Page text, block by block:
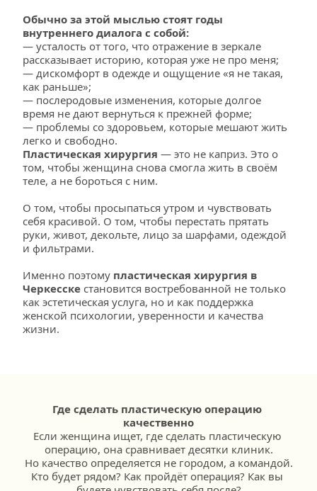
Обычно за этой мыслью стоят годы
внутреннего диалога с собой:
— усталость от того, что отражение в зеркале
рассказывает историю, которая уже не про меня;
— дискомфорт в одежде и ощущение «я не такая,
как раньше»;
— послеродовые изменения, которые долгое
время не дают вернуться к прежней форме;
— проблемы со здоровьем, которые мешают жить
легко и свободно.
Пластическая хирургия — это не каприз. Это о
том, чтобы женщина снова смогла жить в своём
теле, а не бороться с ним.
О том, чтобы просыпаться утром и чувствовать
себя красивой. О том, чтобы перестать прятать
руки, живот, декольте, лицо за шарфами, одеждой
и фильтрами.
Именно поэтому пластическая хирургия в
Черкесске становится востребованной не только
как эстетическая услуга, но и как поддержка
женской психологии, уверенности и качества
жизни.
Где сделать пластическую операцию
качественно
Если женщина ищет, где сделать пластическую
операцию, она сравнивает десятки клиник.
Но качество определяется не городом, а командой.
Кто будет рядом? Как пройдёт операция? Как вы